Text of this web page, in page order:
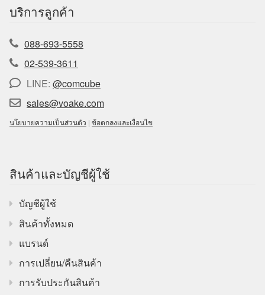
บริการลูกค้า
088-693-5558
02-539-3611
LINE: @comcube
sales@voake.com
นโยบายความเป็นส่วนตัว | ข้อตกลงและเงื่อนไข
สินค้าและบัญชีผู้ใช้
บัญชีผู้ใช้
สินค้าทั้งหมด
แบรนด์
การเปลี่ยน/คืนสินค้า
การรับประกันสินค้า